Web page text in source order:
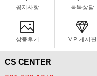
공지사항 톡톡상담
상품후기 VIP 게시판
CS CENTER